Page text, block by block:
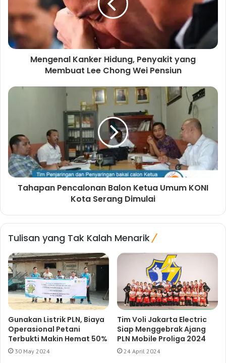
Mengenal Kanker Hidung, Penyakit yang
Membuat Lee Chong Wei Pensiun
Tahapan Pencalonan Balon Ketua Umum KONI
Kota Serang Dimulai
Tulisan yang Tak Kalah Menarik
Gunakan Listrik PLN, Biaya
Operasional Petani
Terbukti Makin Hemat 50%
30 May 2024
Tim Voli Jakarta Electric
Siap Menggebrak Ajang
PLN Mobile Proliga 2024
24 April 2024